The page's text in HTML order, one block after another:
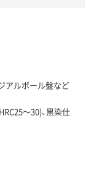
アルボール盤など
～30)、黒染仕